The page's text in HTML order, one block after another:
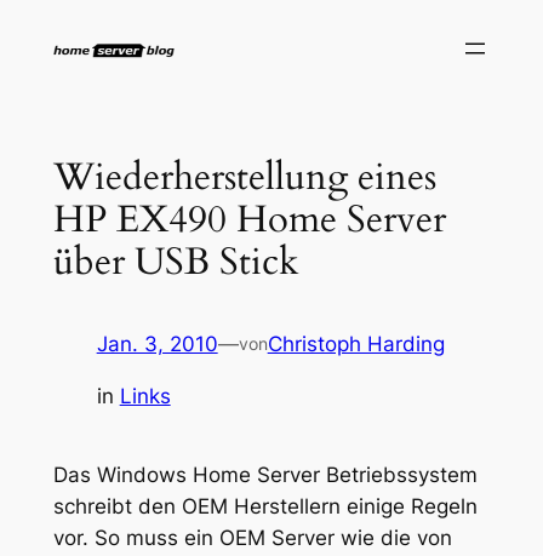
Inhalt
Wiederherstellung eines
HP EX490 Home Server
über USB Stick
Jan. 3, 2010—vonChristoph Harding
in Links
Das Windows Home Server Betriebssystem
schreibt den OEM Herstellern einige Regeln
vor. So muss ein OEM Server wie die von